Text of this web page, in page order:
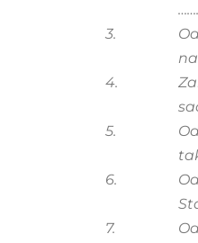
3.
4.
5.
6.
7.